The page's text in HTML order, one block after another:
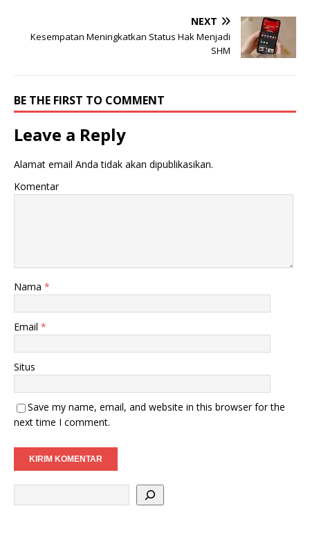
NEXT
Kesempatan Meningkatkan Status Hak Menjadi
SHM
BE THE FIRST TO COMMENT
Leave a Reply
Alamat email Anda tidak akan dipublikasikan.
Komentar
Nama *
Email *
Situs
Save my name, email, and website in this browser for the
next time I comment.